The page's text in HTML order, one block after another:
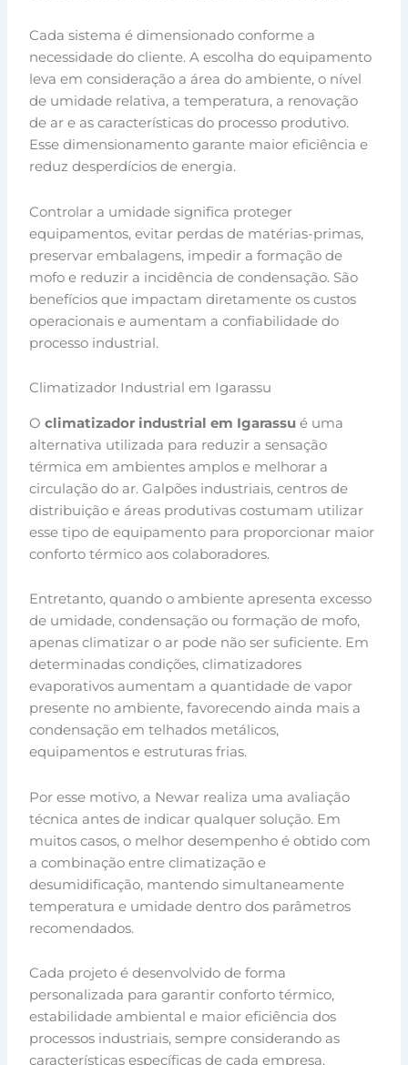
Cada sistema é dimensionado conforme a
necessidade do cliente. A escolha do equipamento
leva em consideração a área do ambiente, o nível
de umidade relativa, a temperatura, a renovação
de ar e as características do processo produtivo.
Esse dimensionamento garante maior eficiência e
reduz desperdícios de energia.
Controlar a umidade significa proteger
equipamentos, evitar perdas de matérias-primas,
preservar embalagens, impedir a formação de
mofo e reduzir a incidência de condensação. São
benefícios que impactam diretamente os custos
operacionais e aumentam a confiabilidade do
processo industrial.
Climatizador Industrial em Igarassu
Oclimatizador industrial em Igarassu é uma
alternativa utilizada para reduzir a sensação
térmica em ambientes amplos e melhorar a
circulação do ar. Galpões industriais, centros de
distribuição e áreas produtivas costumam utilizar
esse tipo de equipamento para proporcionar maior
conforto térmico aos colaboradores.
Entretanto, quando o ambiente apresenta excesso
de umidade, condensação ou formação de mofo,
apenas climatizar o ar pode não ser suficiente. Em
determinadas condições, climatizadores
evaporativos aumentam a quantidade de vapor
presente no ambiente, favorecendo ainda mais a
condensação em telhados metálicos,
equipamentos e estruturas frias.
Por esse motivo, a Newar realiza uma avaliação
técnica antes de indicar qualquer solução. Em
muitos casos, o melhor desempenho é obtido com
a combinação entre climatização e
desumidificação, mantendo simultaneamente
temperatura e umidade dentro dos parâmetros
recomendados.
Cada projeto é desenvolvido de forma
personalizada para garantir conforto térmico,
estabilidade ambiental e maior eficiência dos
processos industriais, sempre considerando as
características específicas de cada empresa.